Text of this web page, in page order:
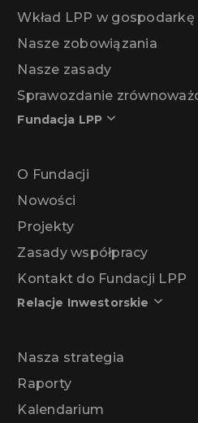
Wkład LPP w
Nasze zobowiązania
Nasze zasady
Sprawozdanie
Fundacja LPP
O Fundacji
Nowości
Projekty
Zasady współpracy
Kontakt do Fundacji LPP
Relacje Inwestorskie
Nasza strategia
Raporty
Kalendarium